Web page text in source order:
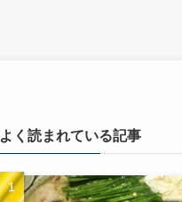
よく読まれている記事